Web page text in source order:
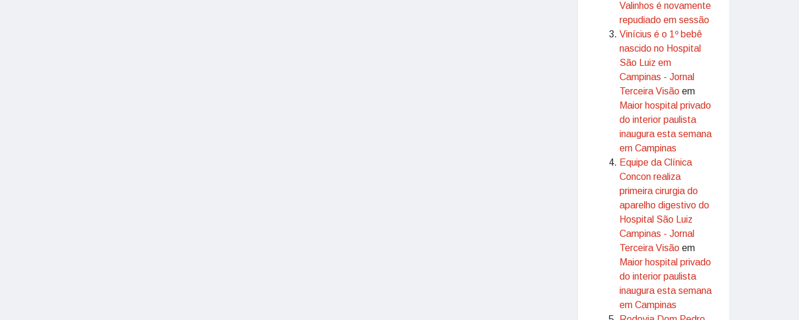
Valinhos é novamente
repudiado em sessão
Vinícius é o 1º bebê
nascido no Hospital
São Luiz em
Campinas - Jornal
Terceira Visão em
Maior hospital privado
do interior paulista
inaugura esta semana
em Campinas
Equipe da Clínica
Concon realiza
primeira cirurgia do
aparelho digestivo do
Hospital São Luiz
Campinas - Jornal
Terceira Visão em
Maior hospital privado
do interior paulista
inaugura esta semana
em Campinas